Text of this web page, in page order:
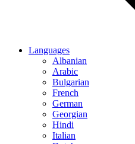
Languages
Albanian
Arabic
Bulgarian
French
German
Georgian
Hindi
Italian